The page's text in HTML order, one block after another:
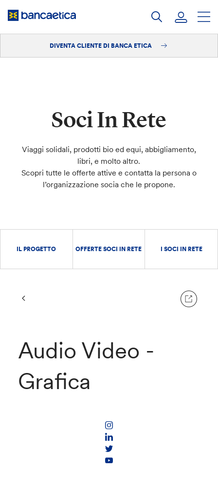
DIVENTA CLIENTE DI BANCA ETICA
Soci In Rete
Viaggi solidali, prodotti bio ed equi, abbigliamento,
libri, e molto altro.
Scopri tutte le offerte attive e contatta la persona o
l’organizzazione socia che le propone.
IL PROGETTO OFFERTE SOCI IN RETE I SOCI IN RETE
Audio Video -
Grafica